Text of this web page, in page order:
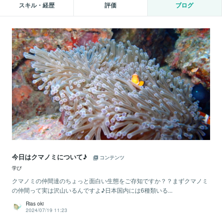
スキル・経歴 評価 ブログ
今日はクマノミについて♪
コンテンツ
学び
クマノミの仲間達のちょっと面白い生態をご存知ですか？？まずクマノミ
の仲間って実は沢山いるんですよ♪日本国内には6種類いる...
Rias oki
2024/07/19 11:23